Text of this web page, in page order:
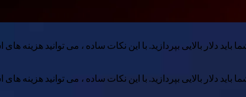
بپردازید. با این نکات ساده ، می توانید هزینه های اشتراک خود را در سال
بپردازید. با این نکات ساده ، می توانید هزینه های اشتراک خود را در سال